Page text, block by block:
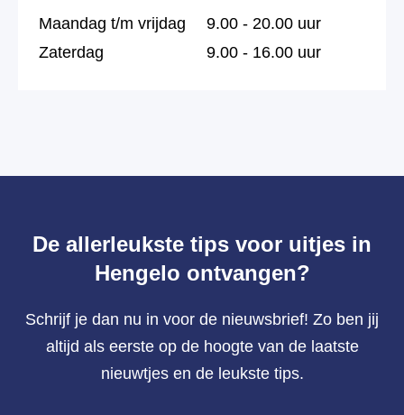
Maandag t/m vrijdag
9.00 - 20.00 uur
Zaterdag
9.00 - 16.00 uur
De allerleukste tips voor uitjes in
Hengelo ontvangen?
Schrijf je dan nu in voor de nieuwsbrief! Zo ben jij
altijd als eerste op de hoogte van de laatste
nieuwtjes en de leukste tips.